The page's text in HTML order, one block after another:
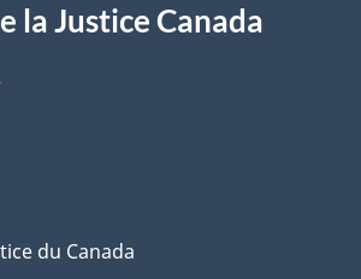
la Justice Canada
du Canada